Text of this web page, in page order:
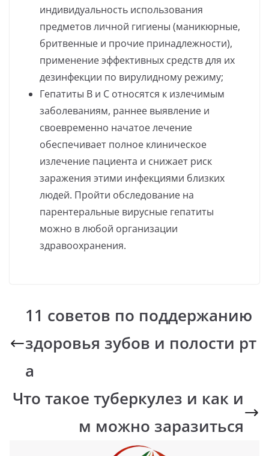
индивидуальность использования
предметов личной гигиены (маникюрные,
бритвенные и прочие принадлежности),
применение эффективных средств для их
дезинфекции по вирулидному режиму;
Гепатиты В и С относятся к излечимым
заболеваниям, раннее выявление и
своевременно начатое лечение
обеспечивает полное клиническое
излечение пациента и снижает риск
заражения этими инфекциями близких
людей. Пройти обследование на
парентеральные вирусные гепатиты
можно в любой организации
здравоохранения.
11 советов по поддержанию
здоровья зубов и полости рт
а
Что такое туберкулез и как и
м можно заразиться